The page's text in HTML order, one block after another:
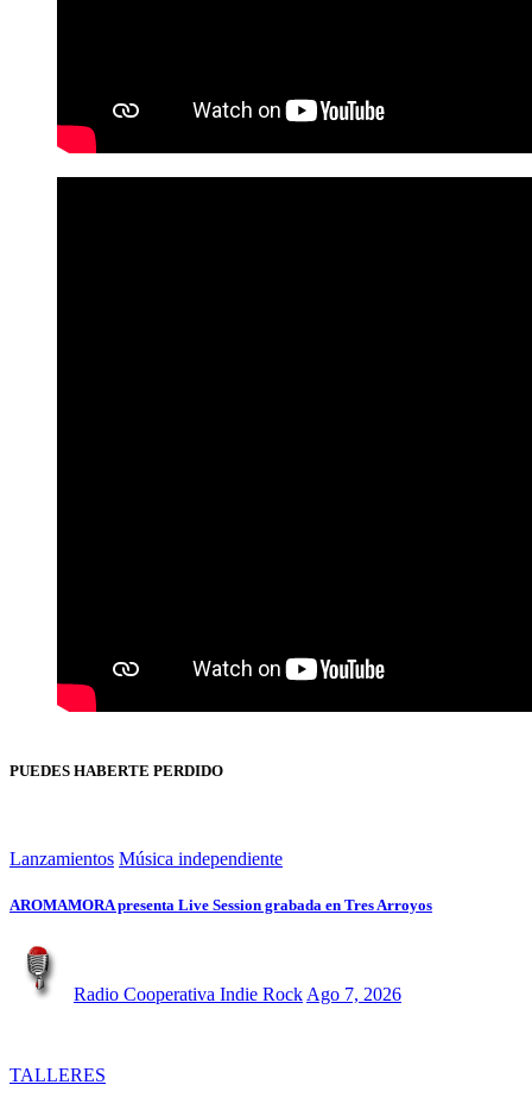
PUEDES HABERTE PERDIDO
Lanzamientos Música independiente
AROMAMORA presenta Live Session grabada en Tres Arroyos
Radio Cooperativa Indie Rock Ago 7, 2026
TALLERES